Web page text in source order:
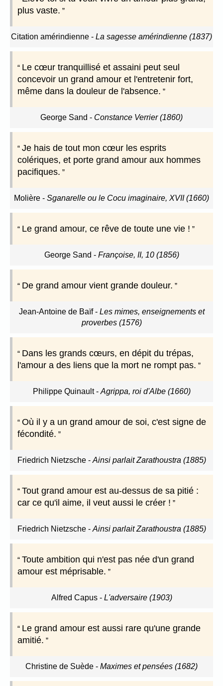
plus vaste.
Citation amérindienne - La sagesse amérindienne (1837)
Le cœur tranquillisé et assaini peut seul
concevoir un grand amour et l'entretenir fort,
même dans la douleur de l'absence.
George Sand - Constance Verrier (1860)
Je hais de tout mon cœur les esprits
colériques, et porte grand amour aux hommes
pacifiques.
Molière - Sganarelle ou le Cocu imaginaire, XVII (1660)
Le grand amour, ce rêve de toute une vie !
George Sand - Françoise, II, 10 (1856)
De grand amour vient grande douleur.
Jean-Antoine de Baïf- Les mimes, enseignements et
proverbes (1576)
Dans les grands cœurs, en dépit du trépas,
l'amour a des liens que la mort ne rompt pas.
Philippe Quinault- Agrippa, roi d'Albe (1660)
Où il y a un grand amour de soi, c'est signe de
fécondité.
Friedrich Nietzsche- Ainsi parlait Zarathoustra (1885)
Tout grand amour est au-dessus de sa pitié :
car ce qu'il aime, il veut aussi le créer !
Friedrich Nietzsche- Ainsi parlait Zarathoustra (1885)
Toute ambition qui n'est pas née d'un grand
amour est méprisable.
Alfred Capus- L'adversaire (1903)
Le grand amour est aussi rare qu'une grande
amitié.
Christine de Suède - Maximes et pensées (1682)